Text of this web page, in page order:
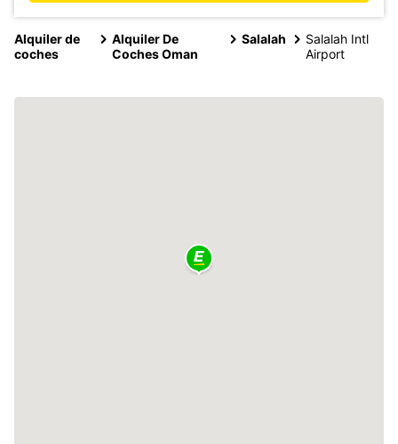
Alquiler de
coches
Alquiler De
Coches Oman
Salalah
Salalah Intl
Airport